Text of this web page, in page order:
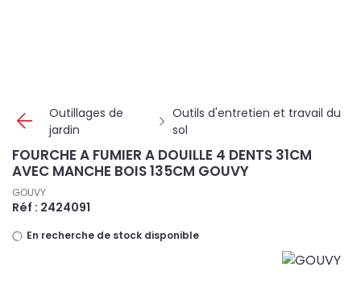
Outillages de
jardin
Outils d'entretien et travail du
sol
FOURCHE A FUMIER A DOUILLE 4 DENTS 31CM
AVEC MANCHE BOIS 135CM GOUVY
GOUVY
Réf : 2424091
En recherche de stock disponible